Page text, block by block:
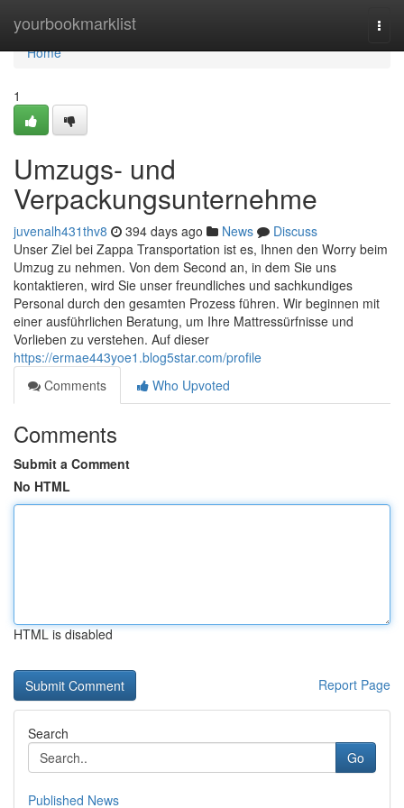
yourbookmarklist
Home
Home
1
Umzugs- und
Verpackungsunternehme
juvenalh431thv8 394 days ago News
Discuss
Unser Ziel bei Zappa Transportation ist es, Ihnen den Worry beim
Umzug zu nehmen. Von dem Second an, in dem Sie uns
kontaktieren, wird Sie unser freundliches und sachkundiges
Personal durch den gesamten Prozess führen. Wir beginnen mit
einer ausführlichen Beratung, um Ihre Mattressürfnisse und
Vorlieben zu verstehen. Auf dieser
https://ermae443yoe1.blog5star.com/profile
Comments
Who Upvoted
Comments
Submit a Comment
No HTML
HTML is disabled
Report Page
Search
Go
Published News